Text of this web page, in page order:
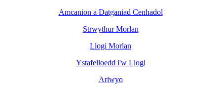
Amcanion a Datganiad Cenhadol
Strwythur Morlan
Llogi Morlan
Ystafelloedd i'w Llogi
Arlwyo